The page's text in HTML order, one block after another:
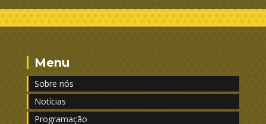
Menu
Sobre nós
Notícias
Programação